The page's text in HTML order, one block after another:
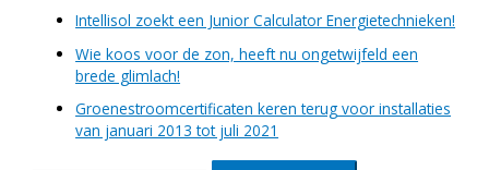
Intellisol zoekt een Junior Calculator Energietechnieken!
Wie koos voor de zon, heeft nu ongetwijfeld een
brede glimlach!
Groenestroomcertificaten keren terug voor installaties
van januari 2013 tot juli 2021